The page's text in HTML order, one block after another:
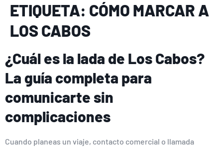
ETIQUETA: CÓMO MARCAR A
LOS CABOS
¿Cuál es la lada de Los Cabos?
La guía completa para
comunicarte sin
complicaciones
Cuando planeas un viaje, contacto comercial o llamada